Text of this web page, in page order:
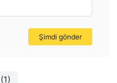
(1)
Şimdi gönder